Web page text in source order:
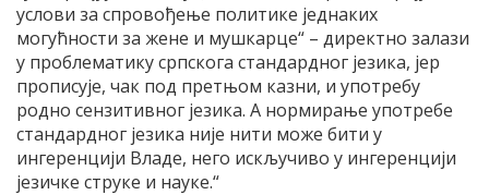
услови за спровођење политике једнаких
могућности за жене и мушкарце“ – директно залази
у проблематику српскога стандардног језика, јер
прописује, чак под претњом казни, и употребу
родно сензитивног језика. А нормирање употребе
стандардног језика није нити може бити у
ингеренцији Владе, него искључиво у ингеренцији
језичке струке и науке.“